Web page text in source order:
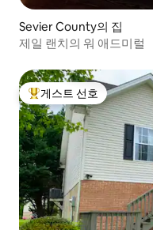
Sevier County의 집
제일 랜치의 워 애드미럴
상위 게스트 선호
게스트 선호